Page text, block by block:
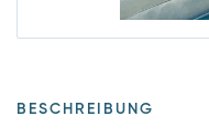
BESCHREIBUNG